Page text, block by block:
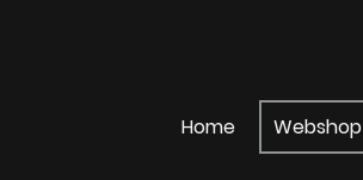
Home Webshop